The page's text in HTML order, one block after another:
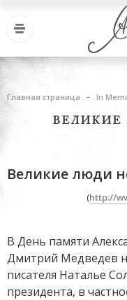
Главная страница In
ВЕЛИКИЕ
Великие люди
(http://
В День памяти
Дмитрий Медведев
писателя Наталье
президента, в